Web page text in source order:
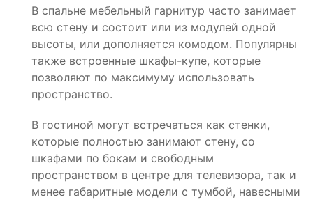
В спальне мебельный гарнитур часто занимает
всю стену и состоит или из модулей одной
высоты, или дополняется комодом. Популярны
также встроенные шкафы-купе, которые
позволяют по максимуму использовать
пространство.
В гостиной могут встречаться как стенки,
которые полностью занимают стену, со
шкафами по бокам и свободным
пространством в центре для телевизора, так и
менее габаритные модели с тумбой, навесными